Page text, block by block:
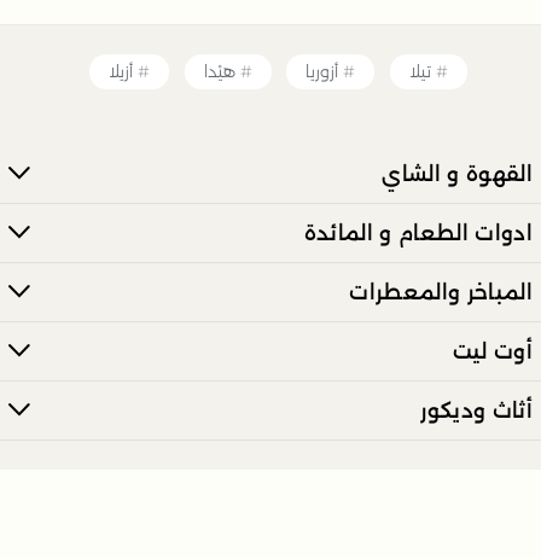
تيلا أزوريا هيْدا أزيلا
القهوة و الشاي
ادوات الطعام و المائدة
المباخر والمعطرات
أوت ليت
أثاث وديكور